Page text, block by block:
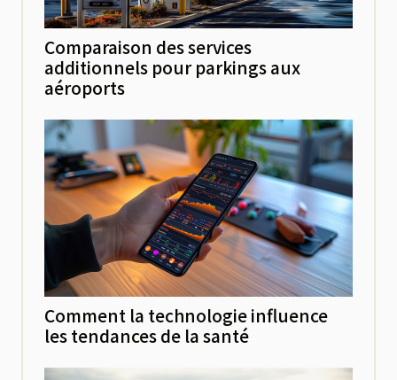
Comparaison des services
additionnels pour parkings aux
aéroports
Comment la technologie influence
les tendances de la santé